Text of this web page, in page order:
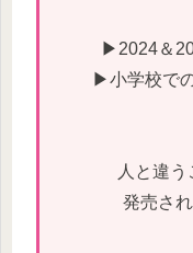
▶2024＆
▶小学校で
人と違
発売さ